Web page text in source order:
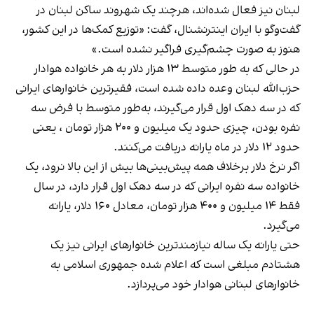
لبنان نیز فعال شده‌اند، هرچند یک شهروند ساکن لبنان در
گفت‌وگو با ایران اینترنشنال، گفت: «توزیع کمک‌ها در این کشور،
هنوز به صورت چشم‌گیری فراگیر نشده است.»
در حالی که به طور متوسط ۱۳ هزار دلار به هر خانواده هوادار
حزب‌الله لبنان وعده داده شده است، فقیرترین خانوارهای ایرانی
که در سه دهک اول قرار می‌گیرند، به‌طور متوسط با فرض سه
نفره بودن، چیزی حدود یک میلیون و ۲۰۰ هزار تومان ، یعنی
حدود ۱۲ دلار در ماه یارانه دریافت می‌کنند.
اگر نرخ دلار برخلاف همه پیش‌بینی‌ها بیش از این بالا نرود، یک
خانواده سه نفره ایرانی که در سه دهک اول قرار دارد، در سال
فقط ۱۴ میلیون و ۴۰۰ هزار تومان، معادل ۱۶۰ دلار، یارانه
می‌گیرد.
حتی یارانه یک ساله نیازمندترین خانوارهای ایرانی نیز یک
هشتادم مبلغی است که اعلام شده جمهوری اسلامی به
خانوارهای لبنانی هوادار خود می‌پردازد.